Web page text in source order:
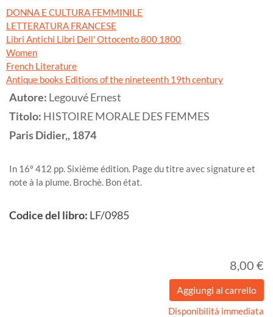
DONNA E CULTURA FEMMINILE
LETTERATURA FRANCESE
Libri Antichi Libri Dell' Ottocento 800 1800
Women
French Literature
Antique books Editions of the nineteenth 19th century
Autore: Legouvé Ernest
Titolo: HISTOIRE MORALE DES FEMMES
ParisDidier,,1874
In 16º 412 pp. Sixième édition. Page du titre avec signature et
note à la plume. Brochè. Bon état.
Codice del libro: LF/0985
8,00 €
Disponibilità immediata